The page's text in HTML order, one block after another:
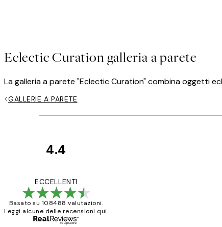
Eclectic Curation galleria a parete
La galleria a parete "Eclectic Curation" combina oggetti
GALLERIE A PARETE
4.4
ECCELLENTI
Basato su 108488 valutazioni.
Leggi alcune delle recensioni qui.